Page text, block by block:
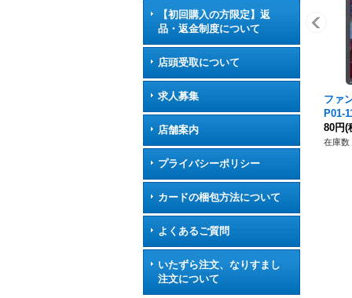
【初回購入の方限定】返
品・返金制度について
店頭受取について
求人募集
店舗案内
プライバシーポリシー
カードの梱包方法について
よくあるご質問
いたずら注文、なりすまし
注文について
ファ
P01-
80円(
在庫数